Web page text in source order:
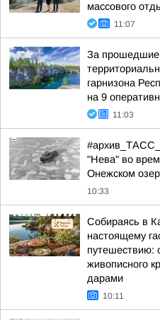
массового
11:07
За прошедшие
гарнизона
на 9
11:03
"Нева" во
Онежском
10:33
Собираясь в
настоящему
путешествию:
живописного
дарами
10:11